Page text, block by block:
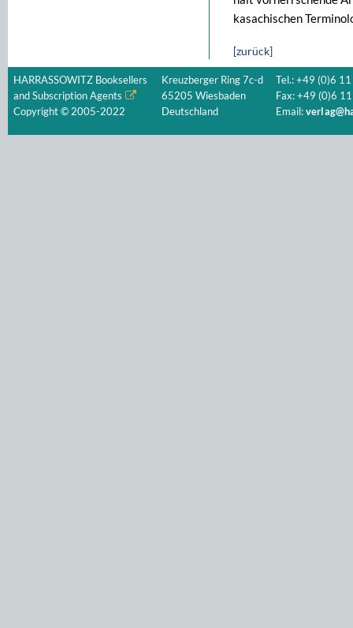
kasachischen
[zurück]
HARRASSOWITZ Booksellers
and Subscription Agents
Copyright © 2005-2022
Kreuzberger Ring 7c-d
65205 Wiesbaden
Deutschland
Tel.: +49 (0)6
Fax: +49 (0)6
Email: